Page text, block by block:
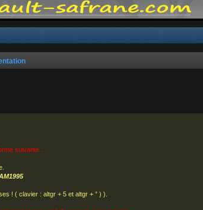
suivante :
! ( clavier : altgr + 5 et altgr + ° ) ).